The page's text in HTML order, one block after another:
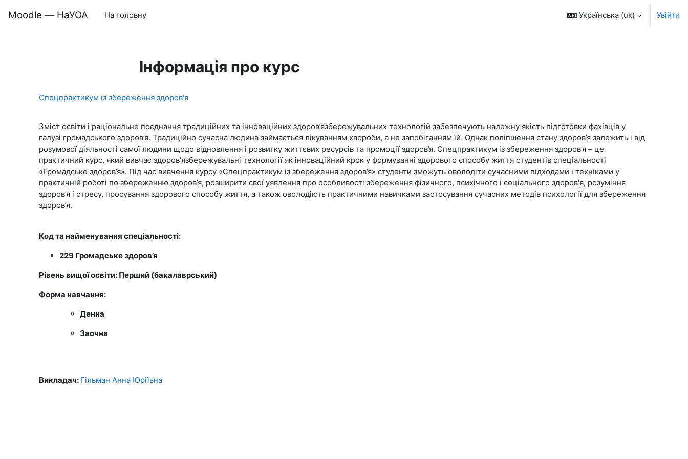
Moodle — НаУОА На головну Українська ‎(uk)‎ Увійти
Інформація про курс
Спецпрактикум із збереження здоров'я
Зміст освіти і раціональне поєднання традиційних та інноваційних здоров’язбережувальних технологій забезпечують належну якість підготовки фахівців у
галузі громадського здоров’я. Традиційно сучасна людина займається лікуванням хвороби, а не запобіганням їй. Однак поліпшення стану здоров’я залежить і від
розумової діяльності самої людини щодо відновлення і розвитку життєвих ресурсів та промоції здоров’я. Спецпрактикум із збереження здоров’я – це
практичний курс, який вивчає здоров'язбережувальні технології як інноваційний крок у формуванні здорового способу життя студентів спеціальності
«Громадське здоров’я». Під час вивчення курсу «Спецпрактикум із збереження здоров’я» студенти зможуть оволодіти сучасними підходами і техніками у
практичній роботі по збереженню здоров’я, розширити свої уявлення про особливості збереження фізичного, психічного і соціального здоров'я, розуміння
здоров’я і стресу, просування здорового способу життя, а також оволодіють практичними навичками застосування сучасних методів психології для збереження
здоров’я.
Код та найменування спеціальності:
229 Громадське здоров’я
Рівень вищої освіти: Перший (бакалаврський)
Форма навчання:
Денна
Заочна
Викладач: Гільман Анна Юріївна